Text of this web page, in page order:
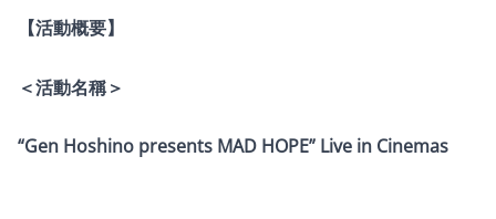
【活動概要】
＜活動名稱＞
“Gen Hoshino presents MAD HOPE” Live in Cinemas